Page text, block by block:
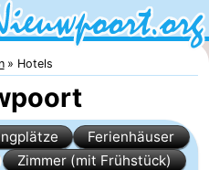
Hotels
Ferienhäuser
Zimmer (mit Frühstück)